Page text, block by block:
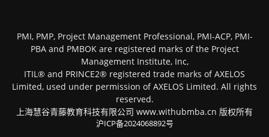
PMI, PMP, Project Management Professional, PMI-ACP, PMI-
PBA and PMBOK are registered marks of the Project
Management Institute, Inc,
ITIL® and PRINCE2® registered trade marks of AXELOS
Limited, used under permission of AXELOS Limited. All rights
reserved.
上海慧谷青藤教育科技有限公司 www.withubmba.cn 版权所有
沪ICP备2024068892号